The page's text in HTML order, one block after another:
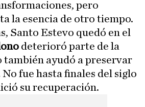
pero
la esencia de otro tiempo.
Santo Estevo quedó en el
deterioró parte de la
ayudó a preservar
fue hasta finales del siglo
su recuperación.